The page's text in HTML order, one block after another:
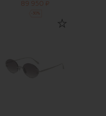
89 950 ₽
%